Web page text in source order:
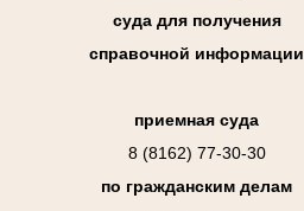
суда для получения
справочной информации
приемная суда
8 (8162) 77-30-30
по гражданским делам